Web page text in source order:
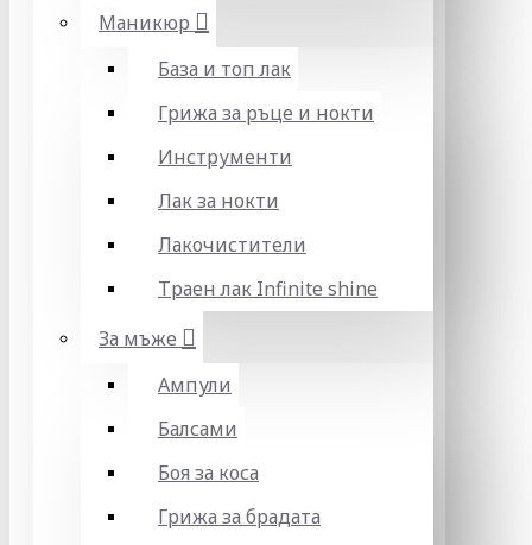
Маникюр
База и топ лак
Грижа за ръце и нокти
Инструменти
Лак за нокти
Лакочистители
Траен лак Infinite shine
За мъже
Ампули
Балсами
Боя за коса
Грижа за брадата